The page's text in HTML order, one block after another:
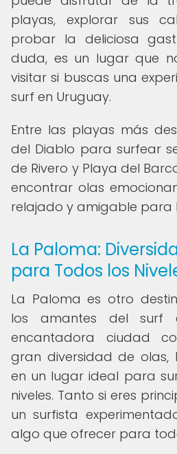
playas, explorar sus
probar la deliciosa
duda, es un lugar que
visitar si buscas una
surf en Uruguay.
Entre las playas más
del Diablo para surfear
de Rivero y Playa del
encontrar olas
relajado y amigable para
La Paloma:
para Todos los
La Paloma es otro
los amantes del surf
encantadora ciudad
gran diversidad de olas,
en un lugar ideal para
niveles. Tanto si eres
un surfista
algo que ofrecer para